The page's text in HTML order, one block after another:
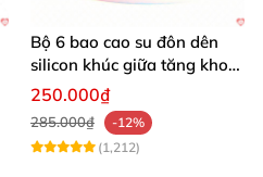
Bộ 6 bao cao su đôn dên
silicon khúc giữa tăng khoái
cảm kéo dài quan hệ
250.000₫
285.000₫
-12%
(1,212)